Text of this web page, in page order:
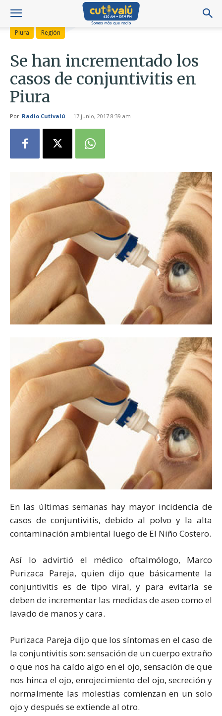
Piura Región
Se han incrementado los
casos de conjuntivitis en
Piura
Por Radio Cutivalú - 17 junio, 2017 8:39 am
En las últimas semanas hay mayor incidencia de
casos de conjuntivitis, debido al polvo y la alta
contaminación ambiental luego de El Niño Costero.
Así lo advirtió el médico oftalmólogo, Marco
Purizaca Pareja, quien dijo que básicamente la
conjuntivitis es de tipo viral, y para evitarla se
deben de incrementar las medidas de aseo como el
lavado de manos y cara.
Purizaca Pareja dijo que los síntomas en el caso de
la conjuntivitis son: sensación de un cuerpo extraño
o que nos ha caído algo en el ojo, sensación de que
nos hinca el ojo, enrojecimiento del ojo, secreción y
normalmente las molestias comienzan en un solo
ojo y después se extiende al otro.